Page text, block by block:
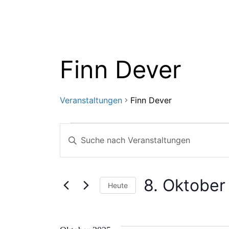
Finn Dever
Veranstaltungen Finn Dever
Veranstaltungen
Veranstaltungen
Suche
und
Bitte
Suche
Heute 8.